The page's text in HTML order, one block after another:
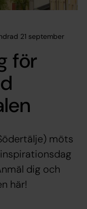
21 september
för
möts
dig och
här!